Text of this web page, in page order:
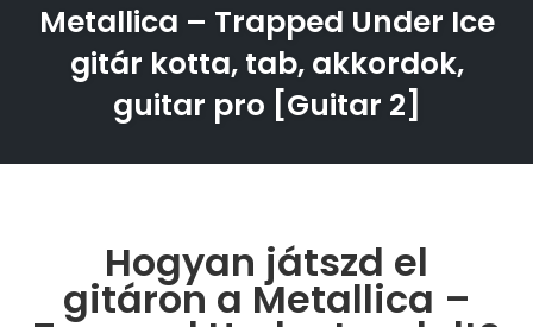
Metallica – Trapped Under Ice
gitár kotta, tab, akkordok,
guitar pro [Guitar 2]
Hogyan játszd el
gitáron a Metallica –